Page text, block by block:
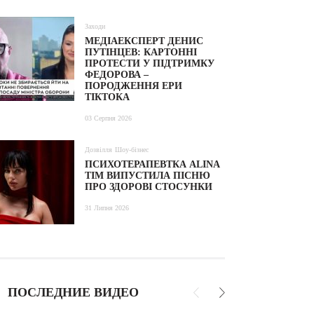
Заходи
МЕДІАЕКСПЕРТ ДЕНИС
ПУТІНЦЕВ: КАРТОННІ
ПРОТЕСТИ У ПІДТРИМКУ
ФЕДОРОВА –
ПОРОДЖЕННЯ ЕРИ
ТІКТОКА
03 Серпня 2026
Дозвілля Шоу-бізнес
ПСИХОТЕРАПЕВТКА ALINA
TIM ВИПУСТИЛА ПІСНЮ
ПРО ЗДОРОВІ СТОСУНКИ
31 Липня 2026
ПОСЛЕДНИЕ ВИДЕО